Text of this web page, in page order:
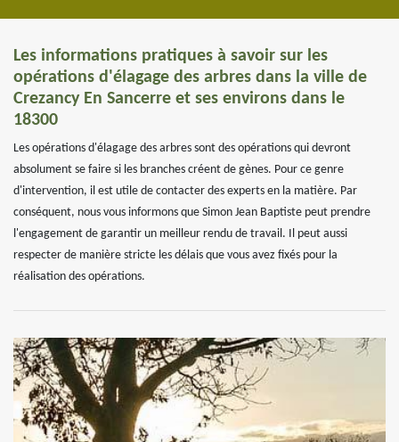
Les informations pratiques à savoir sur les
opérations d'élagage des arbres dans la ville de
Crezancy En Sancerre et ses environs dans le
18300
Les opérations d'élagage des arbres sont des opérations qui devront
absolument se faire si les branches créent de gènes. Pour ce genre
d'intervention, il est utile de contacter des experts en la matière. Par
conséquent, nous vous informons que Simon Jean Baptiste peut prendre
l'engagement de garantir un meilleur rendu de travail. Il peut aussi
respecter de manière stricte les délais que vous avez fixés pour la
réalisation des opérations.